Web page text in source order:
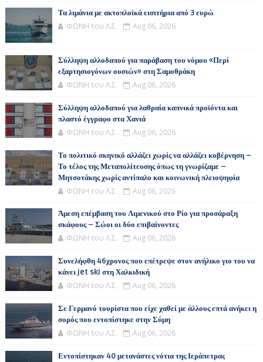
Τα λιμάνια με ακτοπλοϊκά εισιτήρια από 3 ευρώ
ΦΩΝΗ του Λ.Σ. Aug 06, 2026
Σύλληψη αλλοδαπού για παράβαση του νόμου «Περί
εξαρτησιογόνων ουσιών» στη Σαμοθράκη
ΦΩΝΗ του Λ.Σ. Aug 06, 2026
Σύλληψη αλλοδαπού για λαθραία καπνικά προϊόντα και
πλαστό έγγραφο στα Χανιά
ΦΩΝΗ του Λ.Σ. Aug 06, 2026
Το πολιτικό σκηνικό αλλάζει χωρίς να αλλάζει κυβέρνηση –
Το τέλος της Μεταπολίτευσης όπως τη γνωρίζαμε –
Μητσοτάκης χωρίς αντίπαλο και κοινωνική πλειοψηφία
ΦΩΝΗ του Λ.Σ. Aug 06, 2026
Άμεση επέμβαση του Λιμενικού στο Ρίο για προσάραξη
σκάφους – Σώοι οι δύο επιβαίνοντες
ΦΩΝΗ του Λ.Σ. Aug 06, 2026
Συνελήφθη 46χρονος που επέτρεψε στον ανήλικο γιο του να
κάνει jet ski στη Χαλκιδική
ΦΩΝΗ του Λ.Σ. Aug 06, 2026
Σε Γερμανό τουρίστα που είχε χαθεί με άλλους επτά ανήκει η
σορός που εντοπίστηκε στην Σύμη
ΦΩΝΗ του Λ.Σ. Aug 06, 2026
Εντοπίστηκαν 40 μετανάστες νότια της Ιεράπετρας